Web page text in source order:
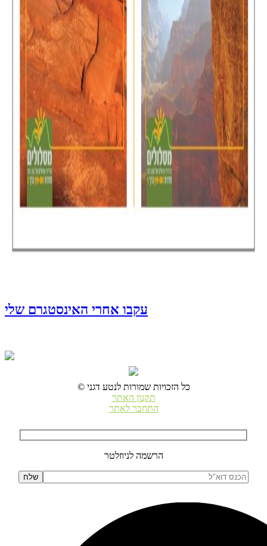
עקבו אחרי האינסטגרם שלי
© כל הזכויות שמורות לנטע דגני
תקנון האתר
התחבר לאתר
הרשמה לניוזלטר